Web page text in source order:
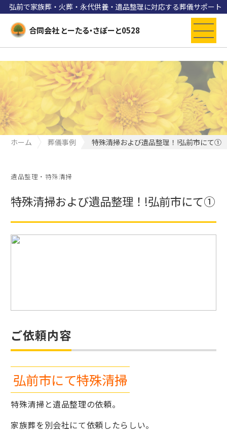
弘前で家族葬・火葬・永代供養・遺品整理に対応する葬儀サポート
合同会社 とーたる・さぽーと0528
ホーム 葬儀事例 特殊清掃および遺品整理！!弘前市にて①
遺品整理・特殊清掃
特殊清掃および遺品整理！!弘前市にて①
ご依頼内容
弘前市にて特殊清掃
特殊清掃と遺品整理の依頼。
家族葬を別会社にて依頼したらしい。